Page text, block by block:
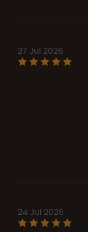
27 Jul 2026
24 Jul 2026